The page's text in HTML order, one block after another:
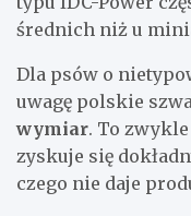
średnich niż u
Dla psów o
uwagę polskie
wymiar. To
zyskuje się
czego nie daje